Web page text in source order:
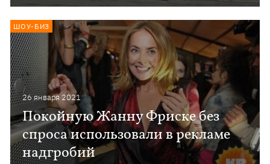
26 января 2021
Покойную Жанну Фриске без
спроса использовали в рекламе
надгробий
ШОУ-БИЗ